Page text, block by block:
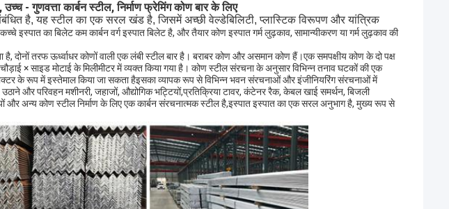
- गुणवत्ता कार्बन स्टील, निर्माण फ्रेमिंग कोण बार के लिए
है, यह स्टील का एक सरल खंड है, जिसमें अच्छी वेल्डेबिलिटी, प्लास्टिक विरूपण और यांत्रिक
इस्पात का बिलेट कम कार्बन वर्ग इस्पात बिलेट है, और तैयार कोण इस्पात गर्म लुढ़काव, सामान्यीकरण या गर्म लुढ़काव की
दोनों तरफ ऊर्ध्वाधर कोणों वाली एक लंबी स्टील बार है। बराबर कोण और असमान कोण हैं।एक समपक्षीय कोण के दो पक्ष
× साइड मोटाई के मिलीमीटर में व्यक्त किया गया है। कोण स्टील संरचना के अनुसार विभिन्न तनाव घटकों की एक
के रूप में इस्तेमाल किया जा सकता हैइसका व्यापक रूप से विभिन्न भवन संरचनाओं और इंजीनियरिंग संरचनाओं में
उठाने और परिवहन मशीनरी, जहाजों, औद्योगिक भट्टियों,प्रतिक्रिया टावर, कंटेनर रैक, केबल खाई समर्थन, बिजली
और अन्य कोण स्टील निर्माण के लिए एक कार्बन संरचनात्मक स्टील है,इस्पात इस्पात का एक सरल अनुभाग है, मुख्य रूप से